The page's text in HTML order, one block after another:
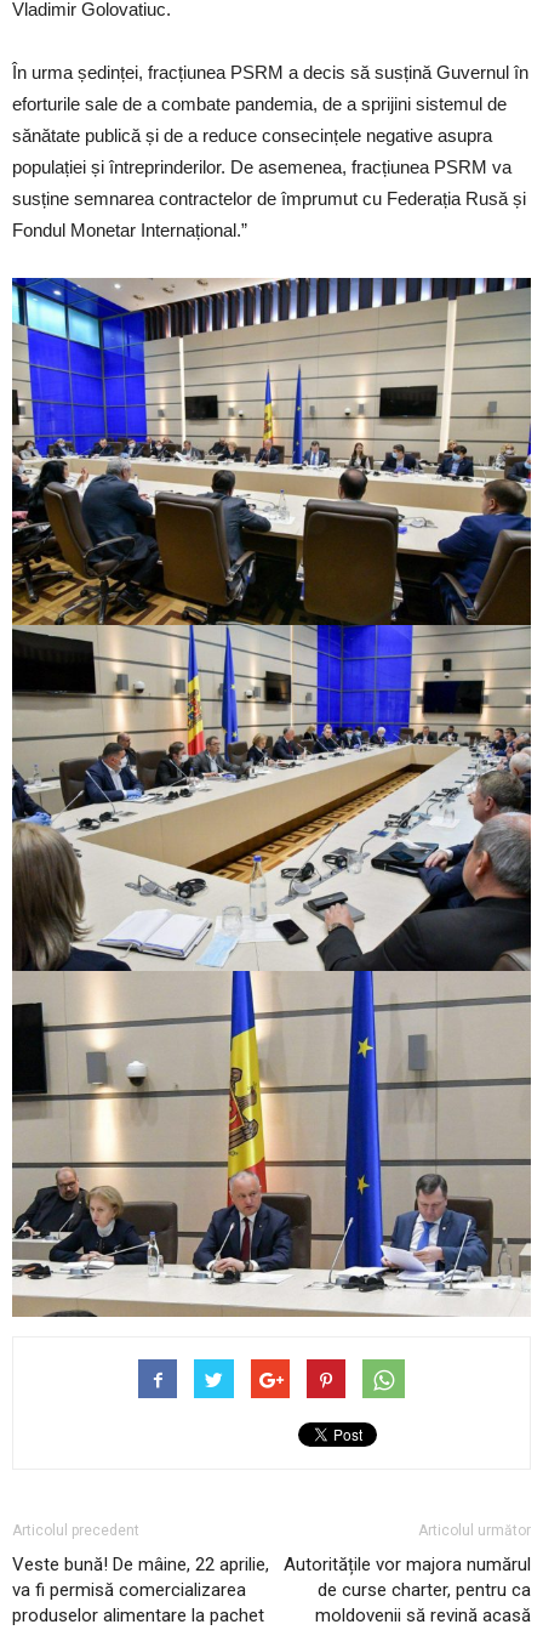
Vladimir Golovatiuc.
În urma ședinței, fracțiunea PSRM a decis să susțină Guvernul în
eforturile sale de a combate pandemia, de a sprijini sistemul de
sănătate publică și de a reduce consecințele negative asupra
populației și întreprinderilor. De asemenea, fracțiunea PSRM va
susține semnarea contractelor de împrumut cu Federația Rusă și
Fondul Monetar Internațional.”
Articolul precedent
Veste bună! De mâine, 22 aprilie,
va fi permisă comercializarea
produselor alimentare la pachet
Articolul următor
Autoritățile vor majora numărul
de curse charter, pentru ca
moldovenii să revină acasă